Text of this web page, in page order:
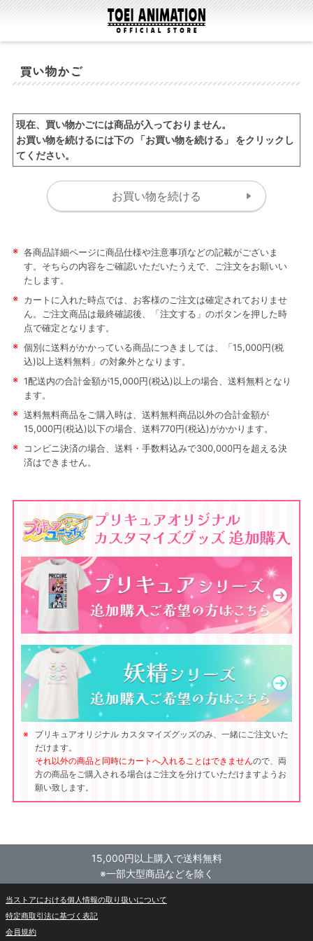
買い物かご
現在、買い物かごには商品が入っておりません。
お買い物を続けるには下の 「お買い物を続ける」 をクリックし
てください。
※ 各商品詳細ページに商品仕様や注意事項などの記載がございま
す。そちらの内容をご確認いただいたうえで、ご注文をお願いい
たします。
※ カートに入れた時点では、お客様のご注文は確定されておりませ
ん。ご注文商品は最終確認後、「注文する」のボタンを押した時
点で確定となります。
※ 個別に送料がかかっている商品につきましては、「15,000円(税
込)以上送料無料」の対象外となります。
※ 1配送内の合計金額が15,000円(税込)以上の場合、送料無料となり
ます。
※ 送料無料商品をご購入時は、送料無料商品以外の合計金額が
15,000円(税込)以下の場合、送料770円(税込)がかかります。
※
コンビニ決済の場合、送料・手数料込みで300,000円を超える決
済はできません。
プリキュアオリジナル カスタマイズグッズのみ、一緒にご注文いた
だけます。
それ以外の商品と同時にカートへ入れることはできませんので、両
方の商品をご購入される場合はご注文を分けていただけますようお
願い致します。
15,000円以上購入で送料無料
※一部大型商品などを除く
当ストアにおける個人情報の取り扱いについて
特定商取引法に基づく表記
会員規約